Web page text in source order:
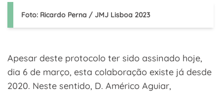
Foto: Ricardo Perna / JMJ Lisboa 2023
Apesar deste protocolo ter sido assinado hoje,
dia 6 de março, esta colaboração existe já desde
2020. Neste sentido, D. Américo Aguiar,